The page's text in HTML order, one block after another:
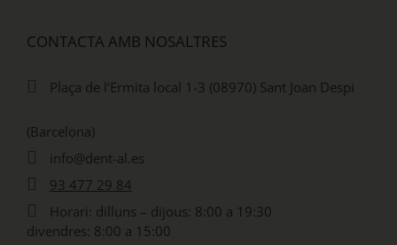
CONTACTA AMB NOSALTRES
Plaça de l’Ermita local 1-3 (08970) Sant Joan Despi
(Barcelona)
info@dent-al.es
93 477 29 84
Horari: dilluns – dijous: 8:00 a 19:30
divendres: 8:00 a 15:00